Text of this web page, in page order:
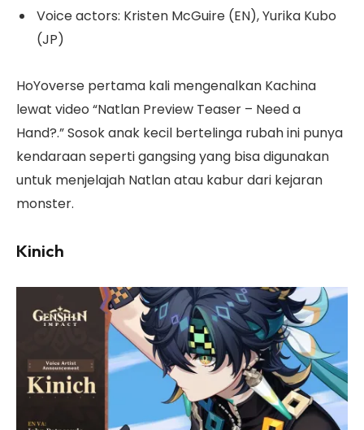
Voice actors: Kristen McGuire (EN), Yurika Kubo
(JP)
HoYoverse pertama kali mengenalkan Kachina
lewat video “Natlan Preview Teaser – Need a
Hand?.” Sosok anak kecil bertelinga rubah ini punya
kendaraan seperti gangsing yang bisa digunakan
untuk menjelajah Natlan atau kabur dari kejaran
monster.
Kinich